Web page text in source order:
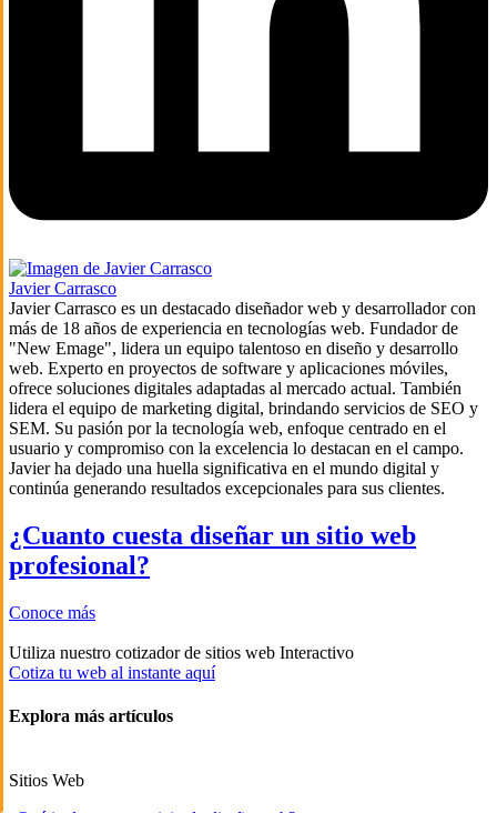
Javier Carrasco
Javier Carrasco es un destacado diseñador web y desarrollador con
más de 18 años de experiencia en tecnologías web. Fundador de
"New Emage", lidera un equipo talentoso en diseño y desarrollo
web. Experto en proyectos de software y aplicaciones móviles,
ofrece soluciones digitales adaptadas al mercado actual. También
lidera el equipo de marketing digital, brindando servicios de SEO y
SEM. Su pasión por la tecnología web, enfoque centrado en el
usuario y compromiso con la excelencia lo destacan en el campo.
Javier ha dejado una huella significativa en el mundo digital y
continúa generando resultados excepcionales para sus clientes.
¿Cuanto cuesta diseñar un sitio web
profesional?
Conoce más
Utiliza nuestro cotizador de sitios web Interactivo
Cotiza tu web al instante aquí
Explora más artículos
Sitios Web